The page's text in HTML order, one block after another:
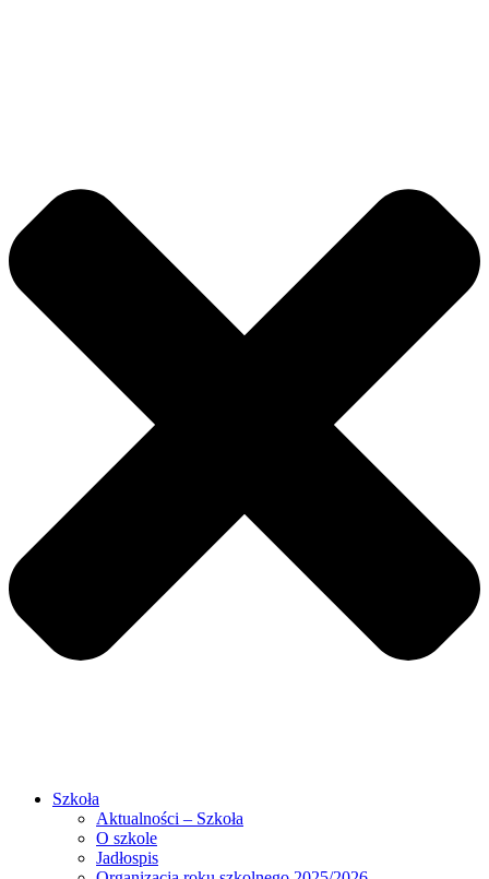
Szkoła
Aktualności – Szkoła
O szkole
Jadłospis